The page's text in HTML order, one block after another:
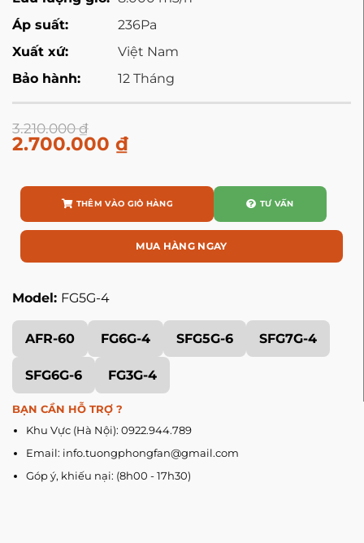
Áp suất:
236Pa
Xuất xứ:
Việt Nam
Bảo hành:
12 Tháng
3.210.000₫
2.700.000 ₫
THÊM VÀO GIỎ HÀNG
MUA HÀNG NGAY
TƯ VẤN
Model: FG5G-4
AFR-60 FG6G-4 SFG5G-6 SFG7G-4
SFG6G-6 FG3G-4
BẠN CẦN HỖ TRỢ ?
Khu Vực (Hà Nội): 0922.944.789
Email: info.tuongphongfan@gmail.com
Góp ý, khiếu nại: (8h00 - 17h30)